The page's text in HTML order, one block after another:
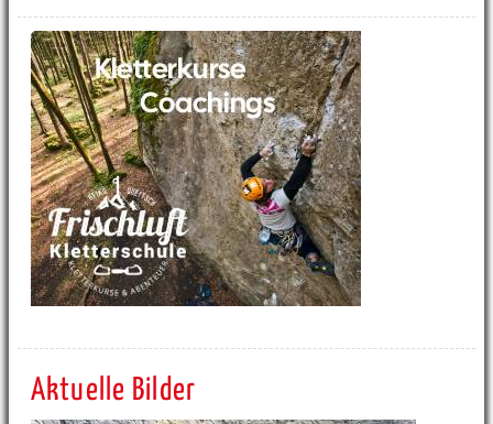
Aktuelle Bilder